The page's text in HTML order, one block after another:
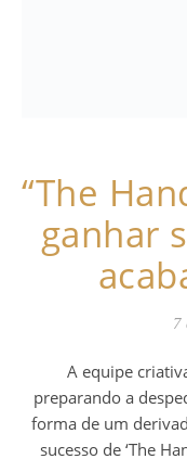
“The
ganhar
7
A equipe criativa de “The Handmaid’s Tale” está
preparando a
forma de um
sucesso de ‘The